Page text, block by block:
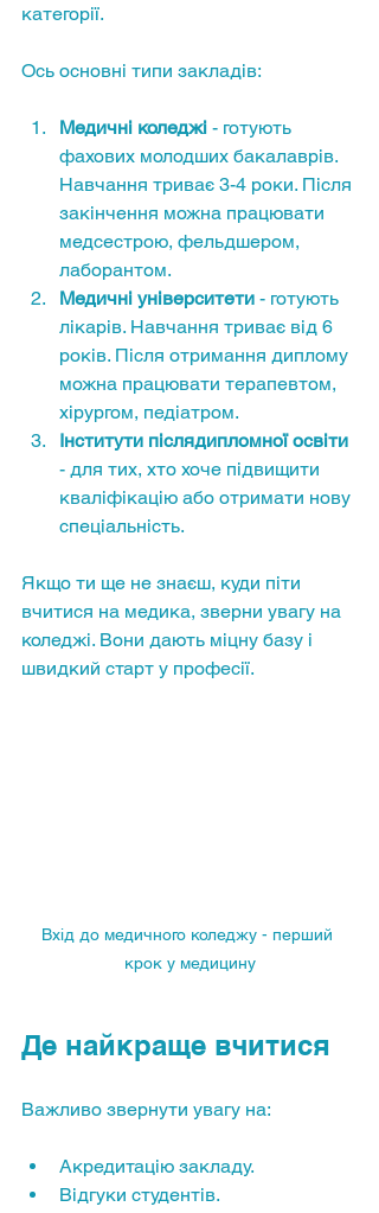
категорії.
Ось основні типи закладів:
Медичні коледжі - готують
фахових молодших бакалаврів.
Навчання триває 3-4 роки. Після
закінчення можна працювати
медсестрою, фельдшером,
лаборантом.
Медичні університети - готують
лікарів. Навчання триває від 6
років. Після отримання диплому
можна працювати терапевтом,
хірургом, педіатром.
Інститути післядипломної освіти
- для тих, хто хоче підвищити
кваліфікацію або отримати нову
спеціальність.
Якщо ти ще не знаєш, куди піти
вчитися на медика, зверни увагу на
коледжі. Вони дають міцну базу і
швидкий старт у професії.
Вхід до медичного коледжу - перший
крок у медицину
Де найкраще вчитися
Важливо звернути увагу на:
Акредитацію закладу.
Відгуки студентів.